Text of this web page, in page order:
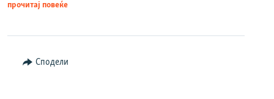
прочитај повеќе
Сподели